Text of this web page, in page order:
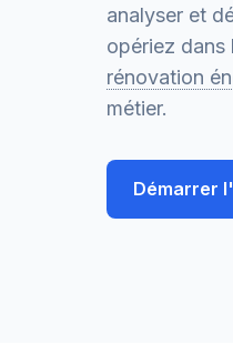
analyser et
opériez dans
rénovation
métier.
Démarrer